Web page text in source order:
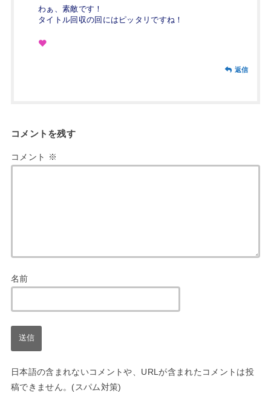
わぁ、素敵です！
タイトル回収の回にはピッタリですね！
返信
コメントを残す
コメント ※
名前
日本語の含まれないコメントや、URLが含まれたコメントは投
稿できません。(スパム対策)